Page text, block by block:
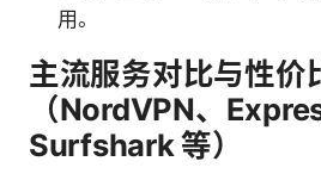
用。
主流服务对比与性价
（NordVPN、
Surfshark 等）